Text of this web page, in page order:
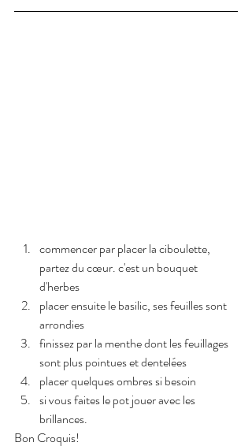
commencer par placer la ciboulette,
partez du cœur. c'est un bouquet
d'herbes
placer ensuite le basilic, ses feuilles sont
arrondies
finissez par la menthe dont les feuillages
sont plus pointues et dentelées
placer quelques ombres si besoin
si vous faites le pot jouer avec les
brillances.
Bon Croquis!